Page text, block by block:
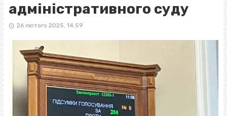
адміністративного суду
26 лютого 2025, 14:59